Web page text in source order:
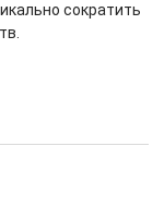
сократить